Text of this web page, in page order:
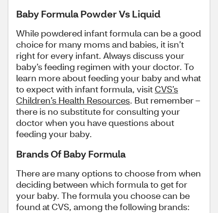
Baby Formula Powder Vs Liquid
While powdered infant formula can be a good
choice for many moms and babies, it isn’t
right for every infant. Always discuss your
baby’s feeding regimen with your doctor. To
learn more about feeding your baby and what
to expect with infant formula, visitCVS’s
Children’s Health Resources. But remember –
there is no substitute for consulting your
doctor when you have questions about
feeding your baby.
Brands Of Baby Formula
There are many options to choose from when
deciding between which formula to get for
your baby. The formula you choose can be
found at CVS, among the following brands: